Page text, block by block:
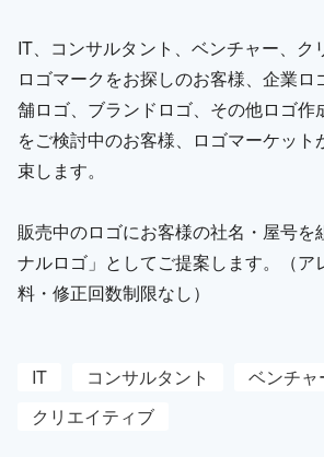
IT、コンサルタント、ベンチャー、ク
ロゴマークをお探しのお客様、企業
舗ロゴ、ブランドロゴ、その他ロゴ作
をご検討中のお客様、ロゴマーケット
束します。
販売中のロゴにお客様の社名・屋号を
ナルロゴ」としてご提案します。（ア
料・修正回数制限なし）
IT コンサルタント
ベンチャ
クリエイティブ